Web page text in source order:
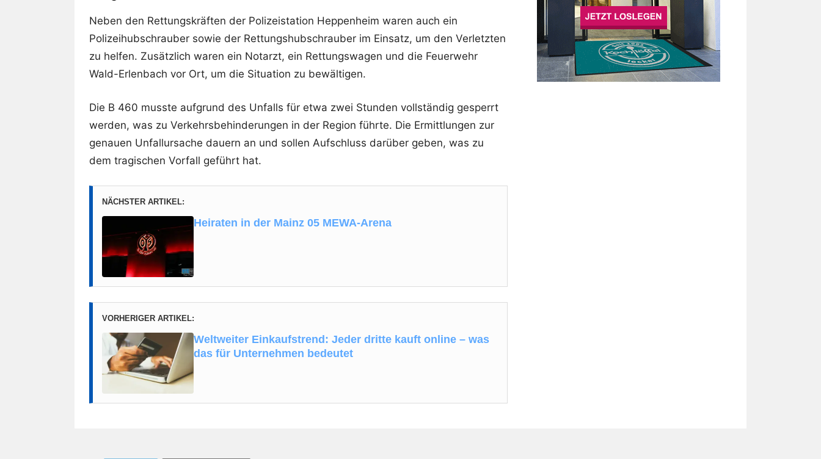
Neben den Rettungskräften der Polizeistation Heppenheim waren auch ein
Polizeihubschrauber sowie der Rettungshubschrauber im Einsatz, um den Verletzten
zu helfen. Zusätzlich waren ein Notarzt, ein Rettungswagen und die Feuerwehr
Wald-Erlenbach vor Ort, um die Situation zu bewältigen.
Die B 460 musste aufgrund des Unfalls für etwa zwei Stunden vollständig gesperrt
werden, was zu Verkehrsbehinderungen in der Region führte. Die Ermittlungen zur
genauen Unfallursache dauern an und sollen Aufschluss darüber geben, was zu
dem tragischen Vorfall geführt hat.
NÄCHSTER ARTIKEL:
Heiraten in der Mainz 05 MEWA-Arena
VORHERIGER ARTIKEL:
Weltweiter Einkaufstrend: Jeder dritte kauft online – was
das für Unternehmen bedeutet